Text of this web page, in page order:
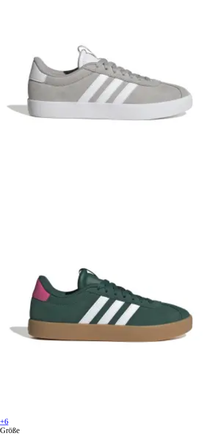
+6
Größe